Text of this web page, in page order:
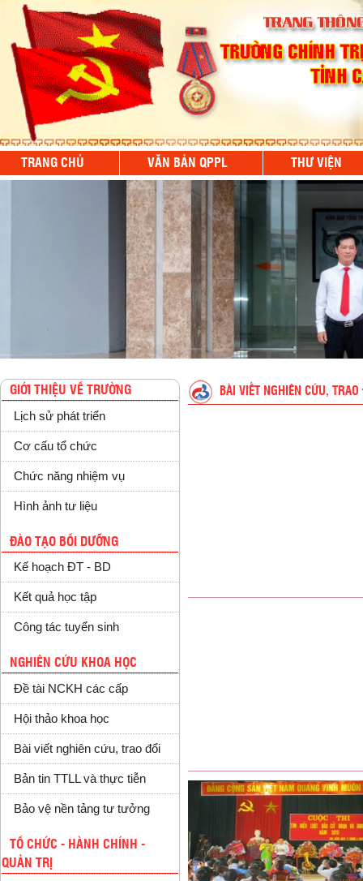
TRANG CHỦ VĂN BẢN QPPL THƯ VIỆN
GIỚI THIỆU VỀ TRƯỜNG
Lịch sử phát triển
Cơ cấu tổ chức
Chức năng nhiệm vụ
Hình ảnh tư liệu
ĐÀO TẠO BỒI DƯỠNG
Kế hoạch ĐT - BD
Kết quả học tập
Công tác tuyển sinh
NGHIÊN CỨU KHOA HỌC
Đề tài NCKH các cấp
Hội thảo khoa học
Bài viết nghiên cứu, trao đổi
Bản tin TTLL và thực tiễn
Bảo vệ nền tảng tư tưởng
TỔ CHỨC - HÀNH CHÍNH -
QUẢN TRỊ
BÀI VIẾT NGHIÊN CỨU,